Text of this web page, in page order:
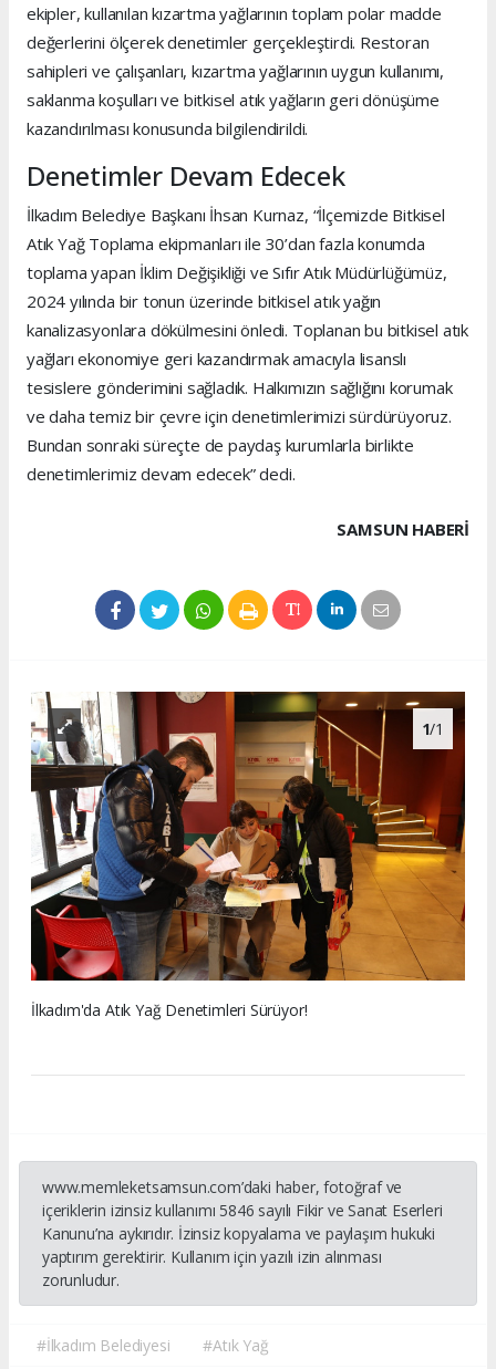
ekipler, kullanılan kızartma yağlarının toplam polar madde
değerlerini ölçerek denetimler gerçekleştirdi. Restoran
sahipleri ve çalışanları, kızartma yağlarının uygun kullanımı,
saklanma koşulları ve bitkisel atık yağların geri dönüşüme
kazandırılması konusunda bilgilendirildi.
Denetimler Devam Edecek
İlkadım Belediye Başkanı İhsan Kurnaz, “İlçemizde Bitkisel
Atık Yağ Toplama ekipmanları ile 30’dan fazla konumda
toplama yapan İklim Değişikliği ve Sıfır Atık Müdürlüğümüz,
2024 yılında bir tonun üzerinde bitkisel atık yağın
kanalizasyonlara dökülmesini önledi. Toplanan bu bitkisel atık
yağları ekonomiye geri kazandırmak amacıyla lisanslı
tesislere gönderimini sağladık. Halkımızın sağlığını korumak
ve daha temiz bir çevre için denetimlerimizi sürdürüyoruz.
Bundan sonraki süreçte de paydaş kurumlarla birlikte
denetimlerimiz devam edecek” dedi.
SAMSUN HABERİ
1/1
İlkadım'da Atık Yağ Denetimleri Sürüyor!
www.memleketsamsun.com’daki haber, fotoğraf ve
içeriklerin izinsiz kullanımı 5846 sayılı Fikir ve Sanat Eserleri
Kanunu’na aykırıdır. İzinsiz kopyalama ve paylaşım hukuki
yaptırım gerektirir. Kullanım için yazılı izin alınması
zorunludur.
#İlkadım Belediyesi #Atık Yağ